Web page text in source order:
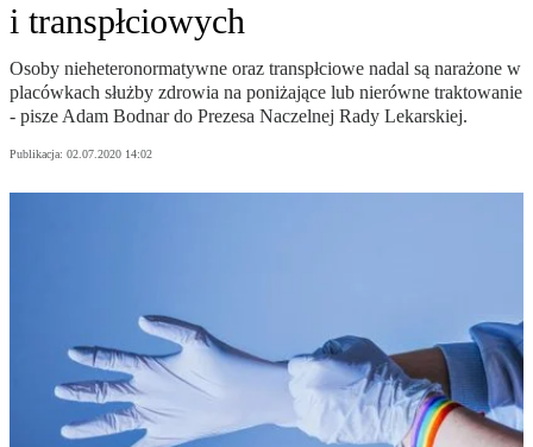
i transpłciowych
Osoby nieheteronormatywne oraz transpłciowe nadal są narażone w
placówkach służby zdrowia na poniżające lub nierówne traktowanie
- pisze Adam Bodnar do Prezesa Naczelnej Rady Lekarskiej.
Publikacja: 02.07.2020 14:02